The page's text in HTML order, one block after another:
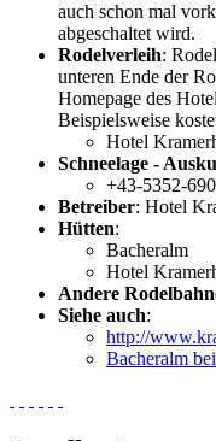
auch schon mal
abgeschaltet wird.
Rodelverleih:
unteren Ende der
Homepage des
Beispielsweise
Hotel
Schneelage -
+43-5352-
Betreiber: Hotel
Hütten:
Bacheralm
Hotel
Andere
Siehe auch:
http://
Bacheralm